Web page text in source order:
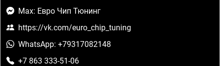
Max: Евро Чип Тюнинг
https://vk.com/euro_chip_tuning
WhatsApp: +79317082148
+7 863 333-51-06